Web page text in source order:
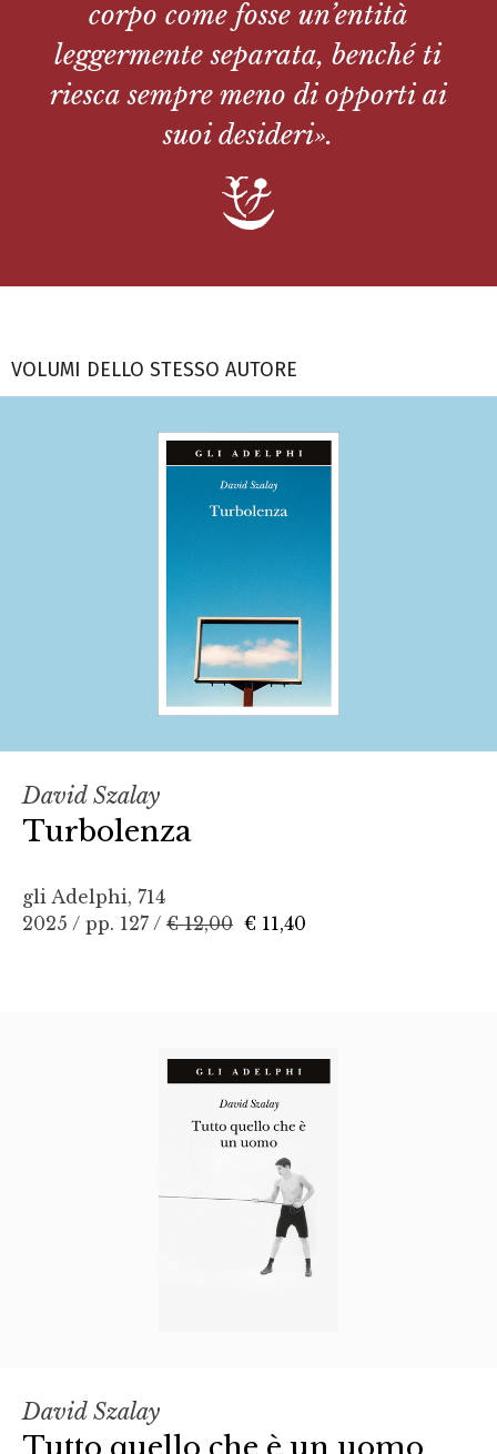
corpo come fosse un’entità
leggermente separata, benché ti
riesca sempre meno di opporti ai
suoi desideri».
VOLUMI DELLO STESSO AUTORE
David Szalay
Turbolenza
gli Adelphi, 714
2025 / pp. 127 / € 12,00 € 11,40
David Szalay